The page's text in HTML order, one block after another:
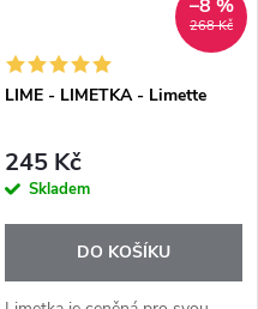
268 Kč
–8 %
LIME - LIMETKA - Limette
245 Kč
Skladem
DO KOŠÍKU